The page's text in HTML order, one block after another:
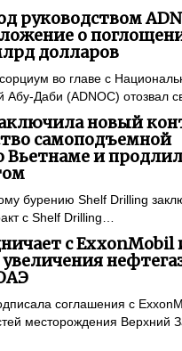
руководством
о
долларов
во главе с
Даби (ADNOC) отозвал
новый
самоподъемной
и
бурению Shelf Drilling
с Shelf Drilling…
с ExxonMobil
соглашения с
месторождения Верхний